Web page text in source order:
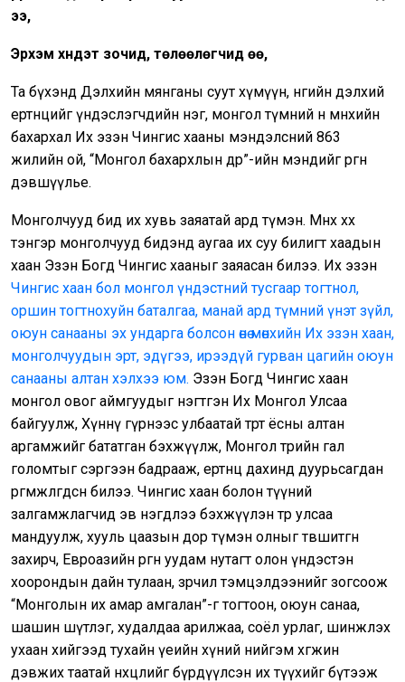
ээ,
Эрхэм хүндэт зочид, төлөөлөгчид өө,
Та бүхэнд Дэлхийн мянганы суут хүмүүн, өнөөгийн дэлхий
ертөнцийг үндэслэгчдийн нэг, монгол түмний өнө мөнхийн
бахархал Их эзэн Чингис хааны мэндэлсний 863
жилийн ой, “Монгол бахархлын өдөр”-ийн мэндийг өргөн
дэвшүүлье.
Монголчууд бид их хувь заяатай ард түмэн. Мөнх хөх
тэнгэр монголчууд бидэнд аугаа их суу билигт хаадын
хаан Эзэн Богд Чингис хааныг заяасан билээ. Их эзэн
Чингис хаан бол монгол үндэстний тусгаар тогтнол,
оршин тогтнохуйн баталгаа, манай ард түмний үнэт зүйл,
оюун санааны эх ундарга болсон өнө мөнхийн Их эзэн хаан,
монголчуудын эрт, эдүгээ, ирээдүй гурван цагийн оюун
санааны алтан хэлхээ юм. Эзэн Богд Чингис хаан
монгол овог аймгуудыг нэгтгэн Их Монгол Улсаа
байгуулж, Хүннү гүрнээс улбаатай төрт ёсны алтан
аргамжийг бататган бэхжүүлж, Монгол төрийн гал
голомтыг сэргээн бадрааж, ертөнц дахинд дуурьсагдан
өргөмжлөгдсөн билээ. Чингис хаан болон түүний
залгамжлагчид эв нэгдлээ бэхжүүлэн төр улсаа
мандуулж, хууль цаазын дор түмэн олныг төвшитгөн
захирч, Евроазийн өргөн уудам нутагт олон үндэстэн
хоорондын дайн тулаан, зөрчил тэмцэлдээнийг зогсоож
“Монголын их амар амгалан”-г тогтоон, оюун санаа,
шашин шүтлэг, худалдаа арилжаа, соёл урлаг, шинжлэх
ухаан хийгээд тухайн үеийн хүний нийгэм хөгжин
дэвжих таатай нөхцөлийг бүрдүүлсэн их түүхийг бүтээж